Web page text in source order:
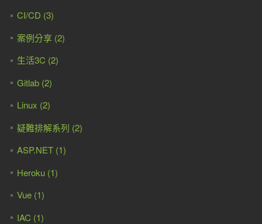
CI/CD (3)
案例分享 (2)
生活3C (2)
Gitlab (2)
Linux (2)
疑難排解系列 (2)
ASP.NET (1)
Heroku (1)
Vue (1)
IAC (1)